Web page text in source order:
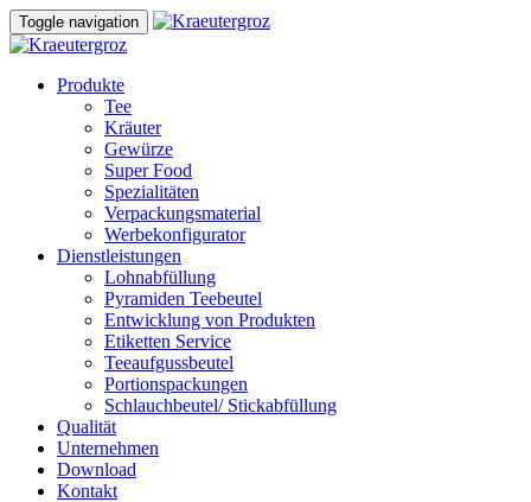
Skip
links
Skip
to
Toggle navigation
Produkte
Tee
Kräuter
Gewürze
Super Food
Spezialitäten
Verpackungsmaterial
Werbekonfigurator
Dienstleistungen
Lohnabfüllung
Pyramiden Teebeutel
Entwicklung von Produkten
Etiketten Service
Teeaufgussbeutel
Portionspackungen
Schlauchbeutel/ Stickabfüllung
Qualität
Unternehmen
Download
Kontakt